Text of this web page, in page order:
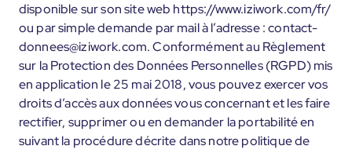
disponible sur son site web https://www.iziwork.com/fr/
ou par simple demande par mail à l’adresse : contact-
donnees@iziwork.com. Conformément au Règlement
sur la Protection des Données Personnelles (RGPD) mis
en application le 25 mai 2018, vous pouvez exercer vos
droits d’accès aux données vous concernant et les faire
rectifier, supprimer ou en demander la portabilité en
suivant la procédure décrite dans notre politique de